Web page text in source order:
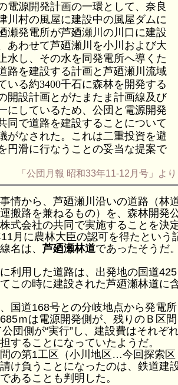
電源開発計画の一環として、奈良
川村の風屋に建設中の風屋ダムに
瀬発電所が芦廼瀬川の川口に建設
あわせて芦廼瀬川を小川および大
水し、その水を同発電所へ導くた
路を建設する計画と芦廼瀬川流域
いる約3400千石に森林を開発する
開設計画とがたまたま計画線及び
にしているため、公団と電源開発
同で道路を建設することについて
がなされた。これは二重投資を避
円滑に行なうことの妥当な提案で
「公団月報 昭和33年11-12月号」より
情から、芦廼瀬川沿いの道路（林
搬路を兼ねるもの）を、森林開発
式会社の共同で実施することを決
月に農林大臣の認可を得たという
名は、 芦廼瀬林道であったそうだ
利用した道路は、出発地の国道425
この時に建設された芦廼瀬林道に
国道168号との分岐地点から発電所
ｍは電源開発側が、残りのＢ区間
団側が“実行”し、建設費はそれぞ
することになっていたようだ。
の第1工区（小川地区…今回探索区
け負うことになったのは、鉄道建
あることも判明した。